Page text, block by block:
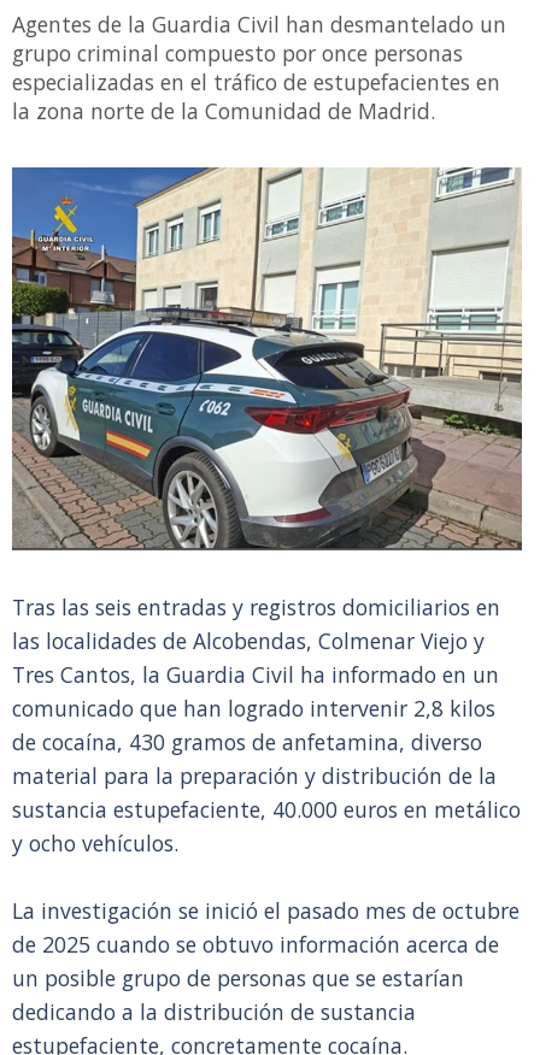
Agentes de la Guardia Civil han desmantelado un
grupo criminal compuesto por once personas
especializadas en el tráfico de estupefacientes en
la zona norte de la Comunidad de Madrid.
Tras las seis entradas y registros domiciliarios en
las localidades de Alcobendas, Colmenar Viejo y
Tres Cantos, la Guardia Civil ha informado en un
comunicado que han logrado intervenir 2,8 kilos
de cocaína, 430 gramos de anfetamina, diverso
material para la preparación y distribución de la
sustancia estupefaciente, 40.000 euros en metálico
y ocho vehículos.
La investigación se inició el pasado mes de octubre
de 2025 cuando se obtuvo información acerca de
un posible grupo de personas que se estarían
dedicando a la distribución de sustancia
estupefaciente, concretamente cocaína.